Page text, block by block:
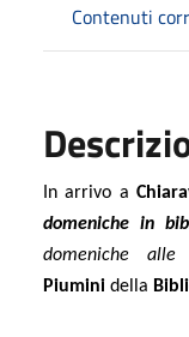
Contenuti
In arrivo a
domeniche in
domeniche alle
Piumini della